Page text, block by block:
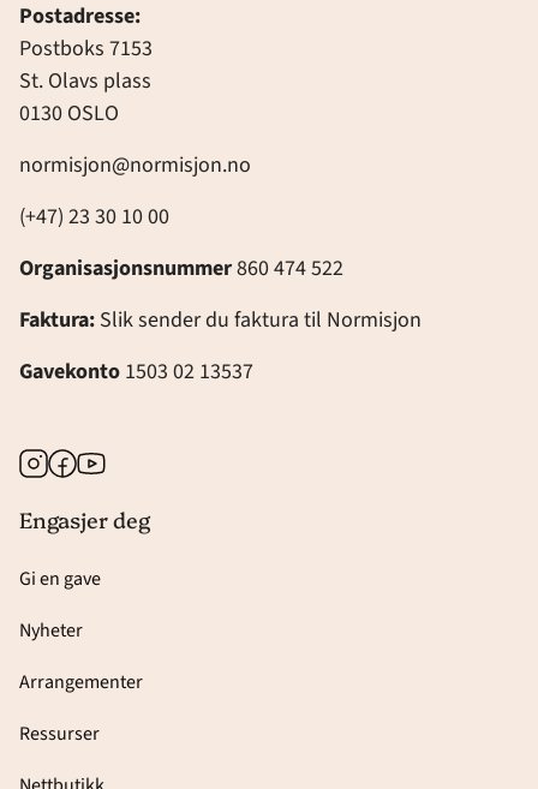
Postadresse:
Postboks 7153
St. Olavs plass
0130 OSLO
normisjon@normisjon.no
(+47) 23 30 10 00
Organisasjonsnummer860 474 522
Faktura: Slik sender du faktura til Normisjon
Gavekonto 1503 02 13537
Instagram
Facebook
Youtube
Engasjer deg
Gi en gave
Nyheter
Arrangementer
Ressurser